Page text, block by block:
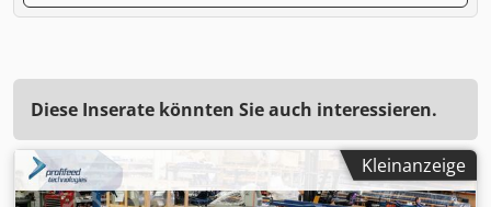
Diese Inserate könnten Sie auch interessieren.
Kleinanzeige